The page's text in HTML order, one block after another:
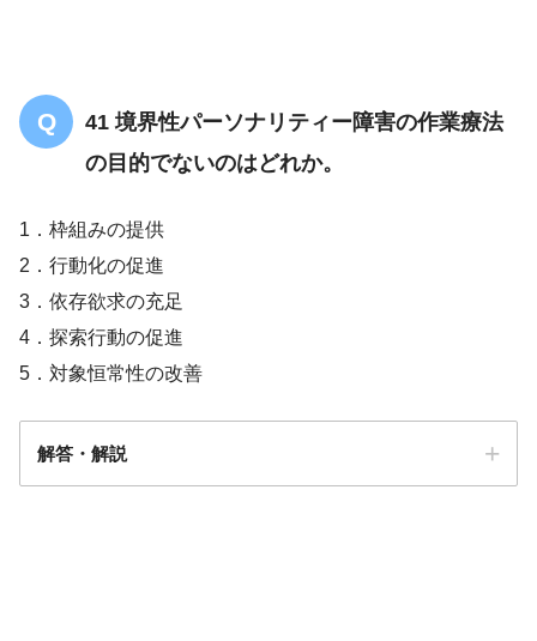
41 境界性パーソナリティー障害の作業療法
の目的でないのはどれか。
1．枠組みの提供
2．行動化の促進
3．依存欲求の充足
4．探索行動の促進
5．対象恒常性の改善
解答・解説